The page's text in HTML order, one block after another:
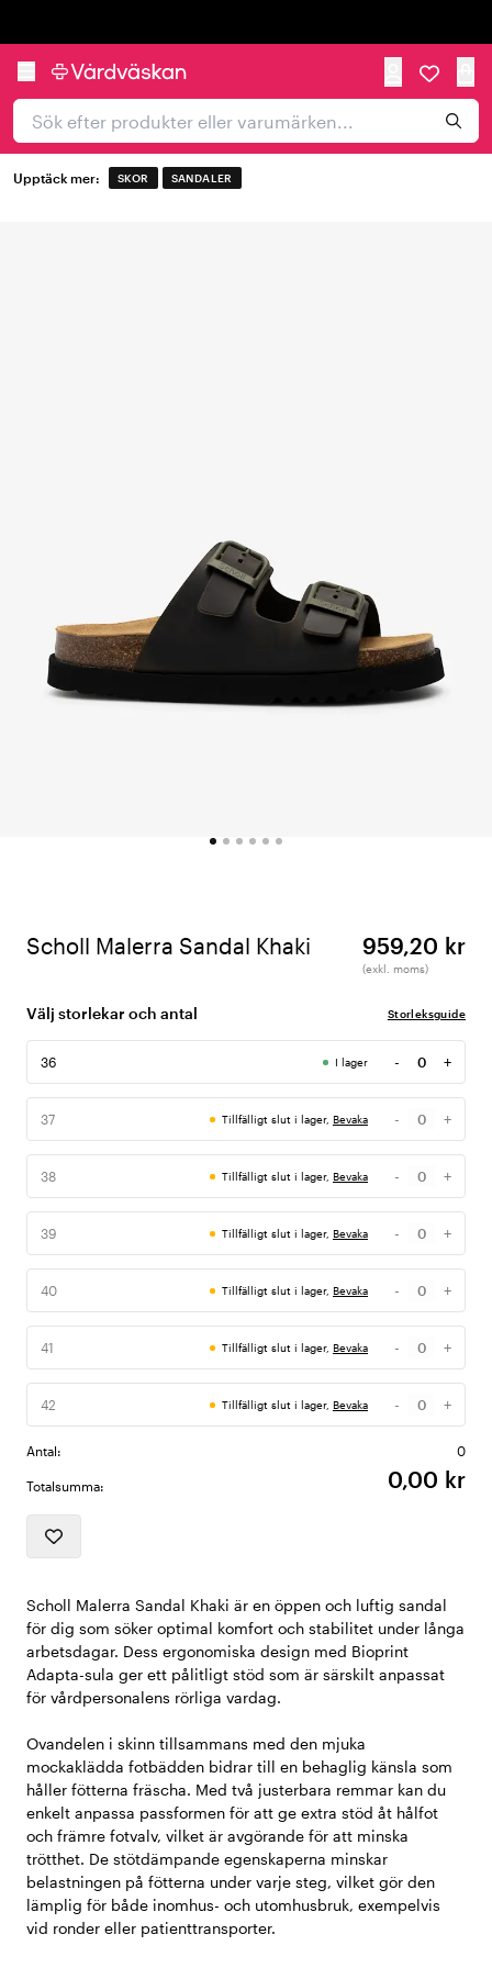
Upptäck mer: SKOR SANDALER
Scholl Malerra Sandal Khaki 959,20 kr
(exkl. moms)
Välj storlekar och antal Storleksguide
36 I lager -
Antal
+
37 Tillfälligt slut i lager, Bevaka -
Antal
+
38 Tillfälligt slut i lager, Bevaka -
Antal
+
39 Tillfälligt slut i lager, Bevaka -
Antal
+
40 Tillfälligt slut i lager, Bevaka -
Antal
+
41 Tillfälligt slut i lager, Bevaka -
Antal
+
42 Tillfälligt slut i lager, Bevaka -
Antal
+
Antal: 0
Totalsumma: 0,00 kr
Scholl Malerra Sandal Khaki är en öppen och luftig sandal
för dig som söker optimal komfort och stabilitet under långa
arbetsdagar. Dess ergonomiska design med Bioprint
Adapta-sula ger ett pålitligt stöd som är särskilt anpassat
för vårdpersonalens rörliga vardag.
Ovandelen i skinn tillsammans med den mjuka
mockaklädda fotbädden bidrar till en behaglig känsla som
håller fötterna fräscha. Med två justerbara remmar kan du
enkelt anpassa passformen för att ge extra stöd åt hålfot
och främre fotvalv, vilket är avgörande för att minska
trötthet. De stötdämpande egenskaperna minskar
belastningen på fötterna under varje steg, vilket gör den
lämplig för både inomhus- och utomhusbruk, exempelvis
vid ronder eller patienttransporter.